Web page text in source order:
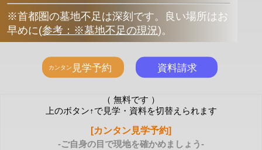
※首都圏の墓地不足は深刻です。良い場所はお
早めに(参考：※墓地不足の現況)。
（ 無料です ）
上のボタン↑で見学・資料を切替えられます
[カンタン見学予約]
-ご自身の目で現地を確かめましょう-